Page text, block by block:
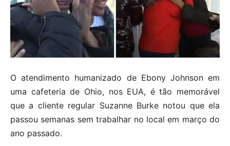
O atendimento humanizado de Ebony Johnson em
uma cafeteria de Ohio, nos EUA, é tão memorável
que a cliente regular Suzanne Burke notou que ela
passou semanas sem trabalhar no local em março do
ano passado.